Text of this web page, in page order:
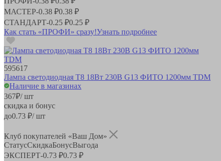
МАСТЕР-0.38 ₽0.38 ₽
СТАНДАРТ-0.25 ₽0.25 ₽
Как стать «ПРОФИ» сразу!Узнать подробнее
595617
Лампа светодиодная T8 18Вт 230В G13 ФИТО 1200мм TDM
Наличие в магазинах
367₽/ шт
скидка и бонус
до0.73 ₽/ шт
Клуб покупателей «Ваш Дом»
СтатусСкидкаБонусВыгода
ЭКСПЕРТ-0.73 ₽0.73 ₽